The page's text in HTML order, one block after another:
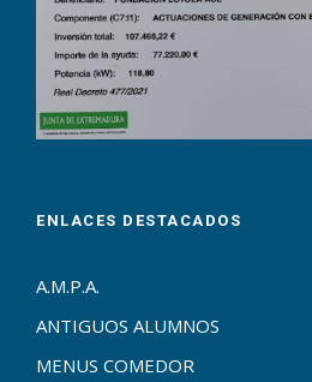
ENLACES DESTACADOS
A.M.P.A.
ANTIGUOS ALUMNOS
MENUS COMEDOR